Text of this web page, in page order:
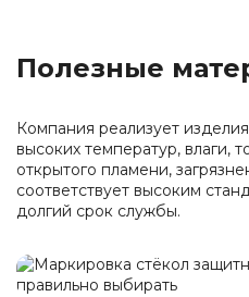
Полезные
Компания реализует
высоких температур, влаги,
открытого пламени,
соответствует высоким
долгий срок службы.